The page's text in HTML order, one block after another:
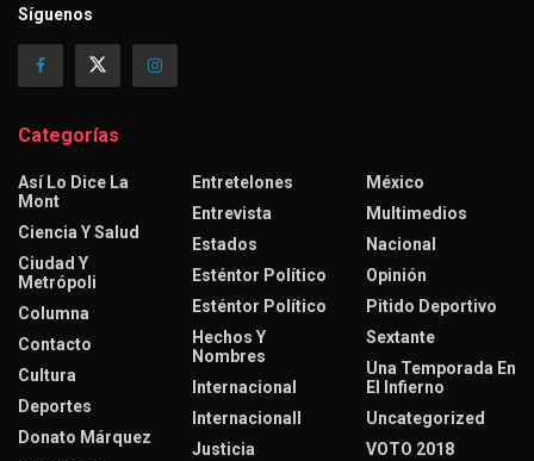
Síguenos
Categorías
Así Lo Dice La
Mont
Ciencia Y Salud
Ciudad Y
Metrópoli
Columna
Contacto
Cultura
Deportes
Donato Márquez
Entretelones
Entrevista
Estados
Esténtor Político
Esténtor Político
Hechos Y
Nombres
Internacional
Internacionall
Justicia
México
Multimedios
Nacional
Opinión
Pitido Deportivo
Sextante
Una Temporada En
El Infierno
Uncategorized
VOTO 2018